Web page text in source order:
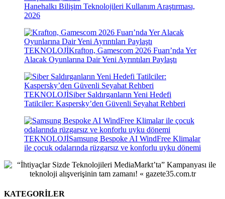
Hanehalkı Bilişim Teknolojileri Kullanım Araştırması,
2026
TEKNOLOJİKrafton, Gamescom 2026 Fuarı’nda Yer
Alacak Oyunlarına Dair Yeni Ayrıntıları Paylaştı
TEKNOLOJİSiber Saldırganların Yeni Hedefi
Tatilciler: Kaspersky’den Güvenli Seyahat Rehberi
TEKNOLOJİSamsung Bespoke AI WindFree Klimalar
ile çocuk odalarında rüzgarsız ve konforlu uyku dönemi
KATEGORİLER